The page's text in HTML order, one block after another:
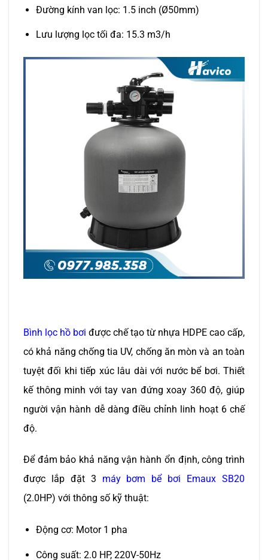
Đường kính van lọc: 1.5 inch (Ø50mm)
Lưu lượng lọc tối đa: 15.3 m3/h
Bình lọc hồ bơi được chế tạo từ nhựa HDPE cao cấp,
có khả năng chống tia UV, chống ăn mòn và an toàn
tuyệt đối khi tiếp xúc lâu dài với nước bể bơi. Thiết
kế thông minh với tay van đứng xoay 360 độ, giúp
người vận hành dễ dàng điều chỉnh linh hoạt 6 chế
độ.
Để đảm bảo khả năng vận hành ổn định, công trình
được lắp đặt 3 máy bơm bể bơi Emaux SB20
(2.0HP) với thông số kỹ thuật:
Động cơ: Motor 1 pha
Công suất: 2.0 HP, 220V-50Hz